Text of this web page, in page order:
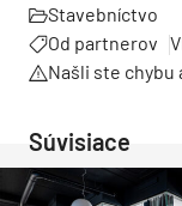
Stavebníctvo
Od partnerov
Našli ste
Súvisiace